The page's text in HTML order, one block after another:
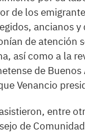
de los
ancianos
de atención
así como a la
de
Venancio
entre
de